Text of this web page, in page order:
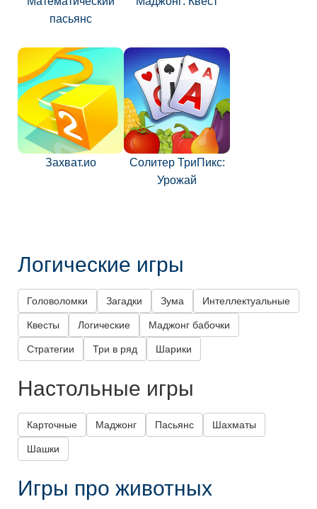
пасьянс
Захват.ио
Солитер ТриПикс:
Урожай
Логические игры
Головоломки Загадки Зума Интеллектуальные
Квесты Логические Маджонг бабочки
Стратегии Три в ряд Шарики
Настольные игры
Карточные Маджонг Пасьянс Шахматы
Шашки
Игры про животных